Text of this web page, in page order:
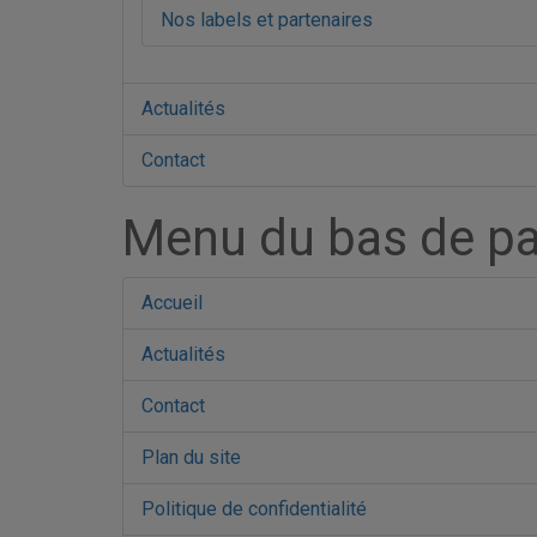
Nos labels et partenaires
Actualités
Contact
Menu du bas de
Accueil
Actualités
Contact
Plan du site
Politique de confidentialité